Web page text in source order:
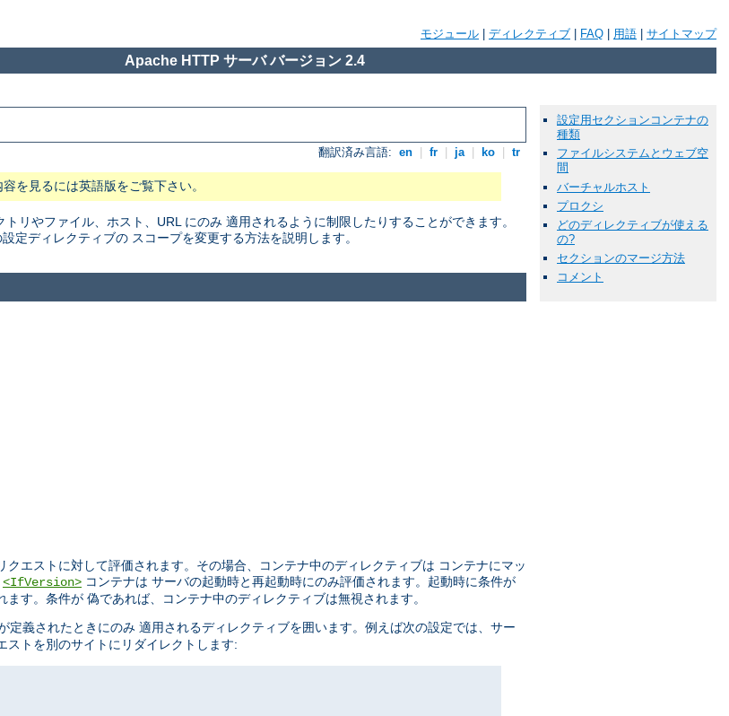
モジュール ディレクティブ FAQ 用語 サイトマップ
Apache HTTP サーバ バージョン 2.4
翻訳済み言語: en fr ja ko tr
を見るには英語版をご覧下さい。
リやファイル、ホスト、URL にのみ 適用されるように制限したりすることができます。
定ディレクティブの スコープを変更する方法を説明します。
設定用セクションコンテナの
種類
ファイルシステムとウェブ空
間
バーチャルホスト
プロクシ
どのディレクティブが使える
の?
セクションのマージ方法
コメント
エストに対して評価されます。その場合、コンテナ中のディレクティブは コンテナにマッ
<IfVersion> コンテナは サーバの起動時と再起動時にのみ評価されます。起動時に条件が
す。条件が 偽であれば、コンテナ中のディレクティブは無視されます。
定義されたときにのみ 適用されるディレクティブを囲います。例えば次の設定では、サー
トを別のサイトにリダイレクトします: